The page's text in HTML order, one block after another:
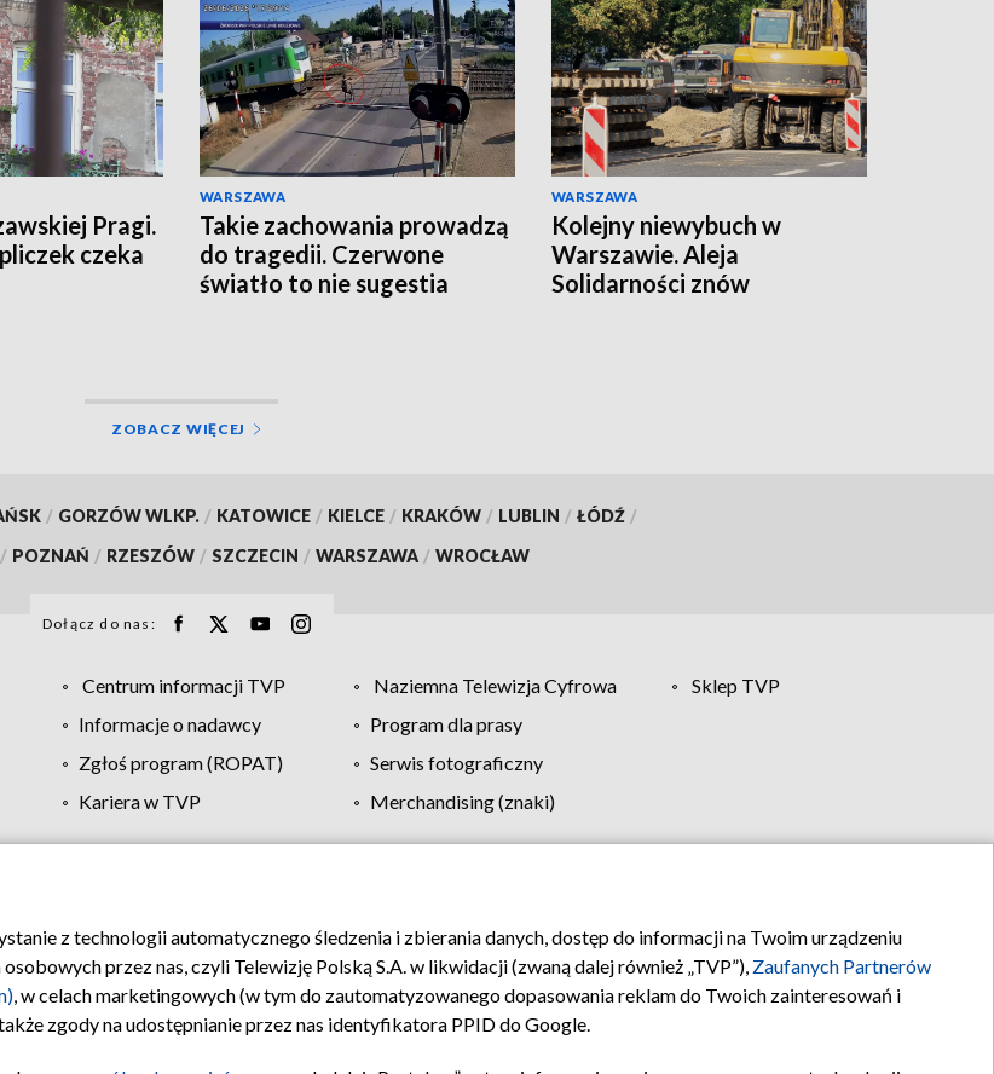
Pragi.
czeka
WARSZAWA
Takie zachowania prowadzą
do tragedii. Czerwone
światło to nie sugestia
WARSZAWA
Kolejny niewybuch w
Warszawie. Aleja
Solidarności znów
ZOBACZ WIĘCEJ
/ GORZÓW WLKP. / KATOWICE / KIELCE / KRAKÓW / LUBLIN / ŁÓDŹ /
/ POZNAŃ / RZESZÓW / SZCZECIN / WARSZAWA / WROCŁAW
Dołącz do nas:
Centrum informacji TVP Naziemna Telewizja Cyfrowa
Sklep TVP
Informacje o nadawcy
Program dla prasy
Zgłoś program (ROPAT)
Serwis fotograficzny
Kariera w TVP
Merchandising (znaki)
Moje zgody Pomoc Biuro reklamy Kontakt
z technologii automatycznego śledzenia i zbierania danych, dostęp do informacji na Twoim urządzeniu
przez nas, czyli Telewizję Polską S.A. w likwidacji (zwaną dalej również „TVP”), Zaufanych Partnerów
, w celach marketingowych (w tym do zautomatyzowanego dopasowania reklam do Twoich zainteresowań i
zgody na udostępnianie przez nas identyfikatora PPID do Google.